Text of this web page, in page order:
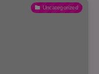
Uncategorized